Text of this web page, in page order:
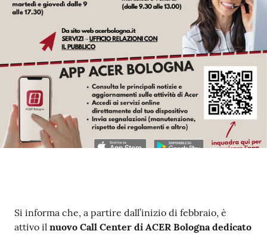
Seguici
Contenuto
Si informa che, a partire dall’inizio di febbraio, è
attivo il nuovo Call Center di ACER Bologna dedicato